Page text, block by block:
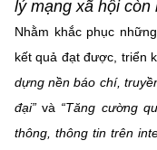
lý mạng xã hội còn
Nhằm khắc phục
kết quả đạt được, triển
dựng nền báo chí,
đại” và “Tăng cường
thông, thông tin trên